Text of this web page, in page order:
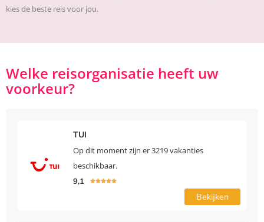
kies de beste reis voor jou.
Welke reisorganisatie heeft uw
voorkeur?
TUI
Op dit moment zijn er 3219 vakanties
beschikbaar.
9,1 
Bekijken